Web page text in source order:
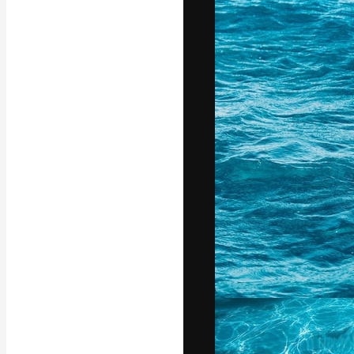
La piattaforma
migliori lavori.
creativi,
Italiano
Copyright ©